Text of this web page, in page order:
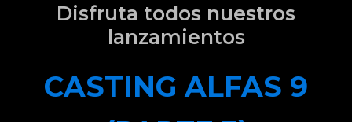
Disfruta todos nuestros
lanzamientos
CASTING ALFAS 9